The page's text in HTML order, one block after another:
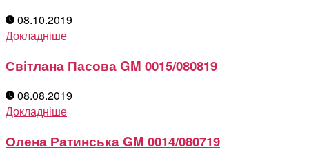
08.10.2019
Докладніше
Світлана Пасова GM 0015/080819
08.08.2019
Докладніше
Олена Ратинська GM 0014/080719